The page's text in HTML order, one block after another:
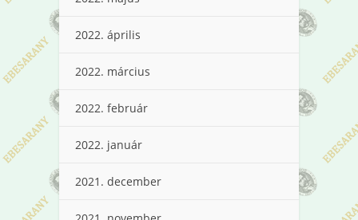
2022. április
2022. március
2022. február
2022. január
2021. december